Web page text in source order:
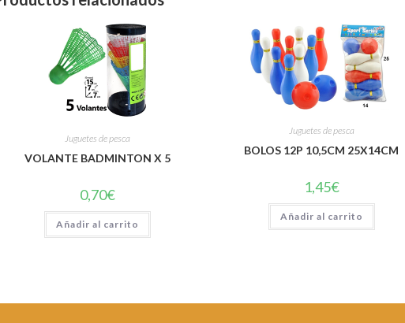
Juguetes de pesca
VOLANTE BADMINTON X 5
0,70€
Añadir al carrito
Juguetes de pesca
BOLOS 12P 10,5CM 25X14CM
1,45€
Añadir al carrito